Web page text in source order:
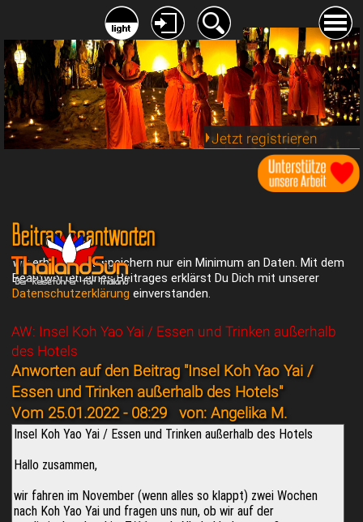
Jetzt registrieren
Beitrag beantworten
Wir erheben und speichern nur ein Minimum an Daten. Mit dem
Beantworten eines Beitrages erklärst Du Dich mit unserer
Datenschutzerklärung einverstanden.
AW: Insel Koh Yao Yai / Essen und Trinken außerhalb
des Hotels
Anworten auf den Beitrag "Insel Koh Yao Yai /
Essen und Trinken außerhalb des Hotels"
Vom 25.01.2022 - 08:29 von: Angelika M.